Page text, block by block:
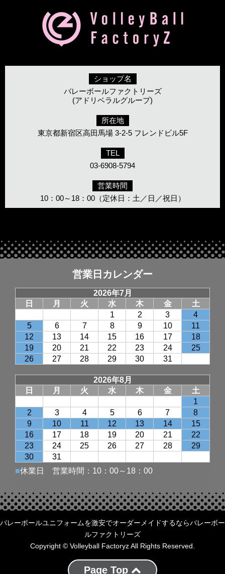
ショップ名
バレーボールファクトリーズ
(アドリベラルグループ)
所在地
東京都新宿区高田馬場 3-2-5 フレンドビル5F
TEL
03-6908-5794
営業時間
10：00～18：00（定休日：土／日／祝日）
営業日カレンダー
バレーボールユニフォームを激安でオーダーメイドするならバレーボー
ルファクトリーズ
Copyright © Volleyball Factoryz All Rights Reserved.
Page Top